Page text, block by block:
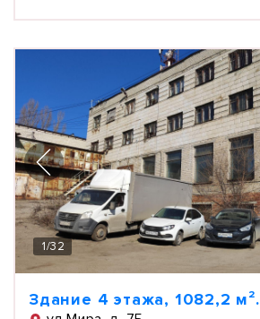
1/32
Здание 4 этажа, 1082,2 м².